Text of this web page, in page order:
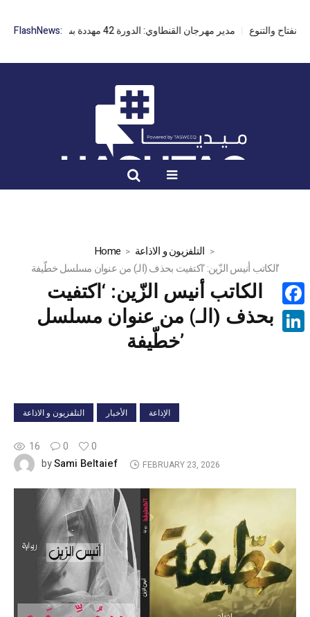
FlashNews: مدير مهرجان القنطاوي: الدورة 42 مهددة بسبب تأخر التراخيص
Home
التلفزيون و الاذاعة
الكاتب أنيس الزّين: ‘اكتفيت بحذف (الـ) من عنوان مسلسل خطّيفة’
الكاتب أنيس الزّين: ‘اكتفيت
بحذف (الـ) من عنوان مسلسل
خطّيفة’
التلفزيون و الاذاعة الأخبار الإذاعة
16 0
0
bySami Beltaief FEBRUARY 23, 2026